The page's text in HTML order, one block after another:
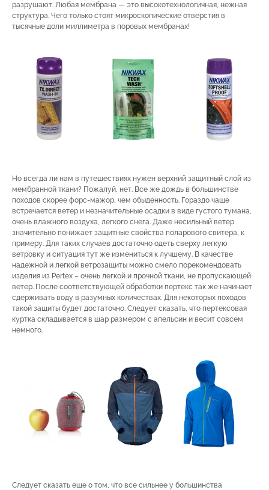
разрушают. Любая мембрана — это высокотехнологичная, нежная
структура. Чего только стоят микроскопические отверстия в
тысячные доли миллиметра в поровых мембранах!
Но всегда ли нам в путешествиях нужен верхний защитный слой из
мембранной ткани? Пожалуй, нет. Все же дождь в большинстве
походов скорее форс-мажор, чем обыденность. Гораздо чаще
встречается ветер и незначительные осадки в виде густого тумана,
очень влажного воздуха, легкого снега. Даже несильный ветер
значительно понижает защитные свойства поларового свитера, к
примеру. Для таких случаев достаточно одеть сверху легкую
ветровку и ситуация тут же измениться к лучшему. В качестве
надежной и легкой ветрозащиты можно смело порекомендовать
изделия из Pertex – очень легкой и прочной ткани, не пропускающей
ветер. После соответствующей обработки пертекс так же начинает
сдерживать воду в разумных количествах. Для некоторых походов
такой защиты будет достаточно. Следует сказать, что пертексовая
куртка складывается в шар размером с апельсин и весит совсем
немного.
Следует сказать еще о том, что все сильнее у большинства